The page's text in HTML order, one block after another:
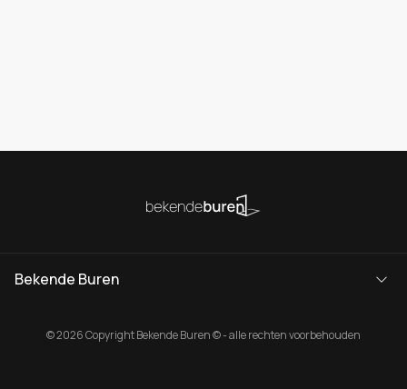
Bekende Buren
© 2026 Copyright Bekende Buren © - alle rechten voorbehouden